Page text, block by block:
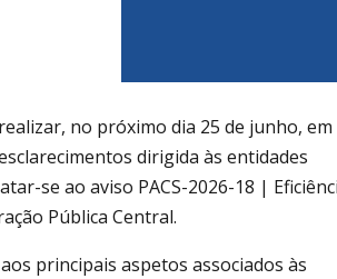
no próximo dia 25 de junho, em
dirigida às entidades
se ao aviso PACS-2026-18 |
Pública Central.
principais aspetos associados às